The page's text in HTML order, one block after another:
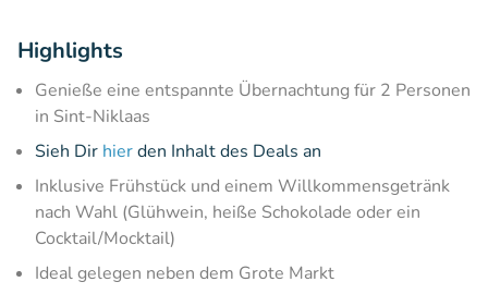
Highlights
Genieße eine entspannte Übernachtung für 2 Personen
in Sint-Niklaas
Sieh Dir hierden Inhalt des Deals an
Inklusive Frühstück und einem Willkommensgetränk
nach Wahl (Glühwein, heiße Schokolade oder ein
Cocktail/Mocktail)
Ideal gelegen neben dem Grote Markt